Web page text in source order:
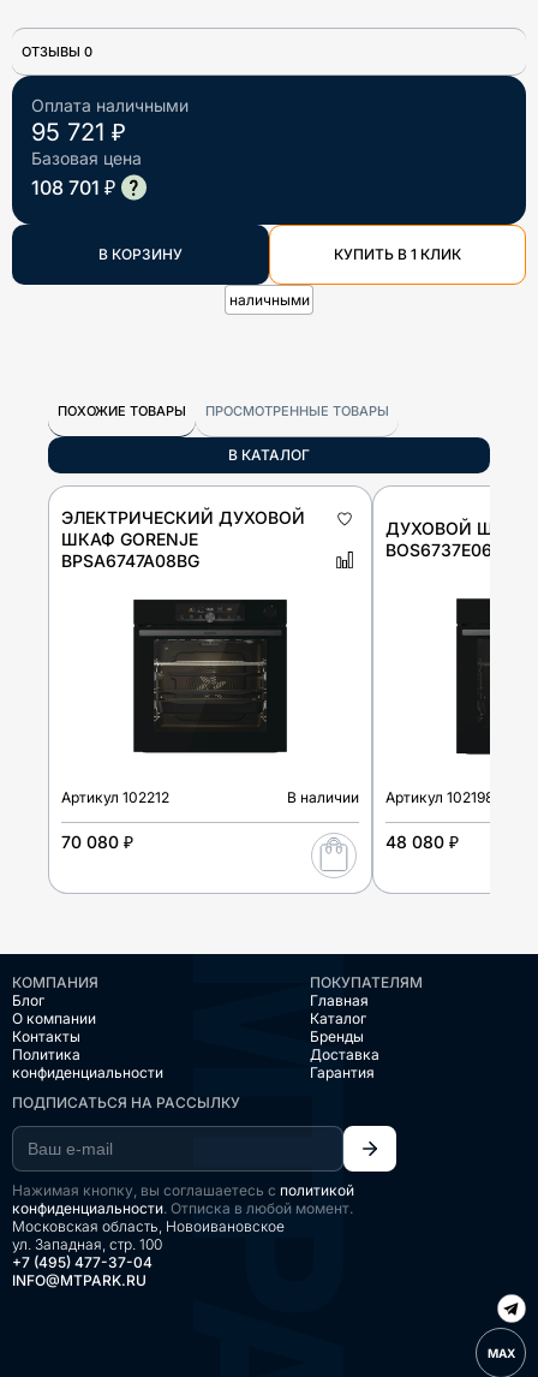
Оплата наличными
95 721 ₽
Базовая цена
108 701 ₽
В КОРЗИНУ КУПИТЬ В 1 КЛИК
наличными
ОТЗЫВЫ 0
ПОХОЖИЕ ТОВАРЫ ПРОСМОТРЕННЫЕ ТОВАРЫ
В КАТАЛОГ
ЭЛЕКТРИЧЕСКИЙ ДУХОВОЙ
ШКАФ GORENJE
BPSA6747A08BG
Артикул 102212 В наличии
70 080 ₽
ДУХОВОЙ ШКАФ
BOS6737E06FBG
Артикул 102198
48 080 ₽
КОМПАНИЯ
Блог
О компании
Контакты
Политика
конфиденциальности
ПОКУПАТЕЛЯМ
Главная
Каталог
Бренды
Доставка
Гарантия
ПОДПИСАТЬСЯ НА РАССЫЛКУ
Нажимая кнопку, вы соглашаетесь с политикой
конфиденциальности. Отписка в любой момент.
Московская область, Новоивановское
ул. Западная, стр. 100
+7 (495) 477-37-04
INFO@MTPARK.RU
MAX